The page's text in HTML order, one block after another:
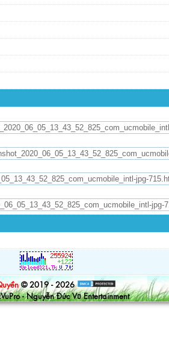
© 2019 - 2026
- Nguyễn Đức Vũ Entertainment